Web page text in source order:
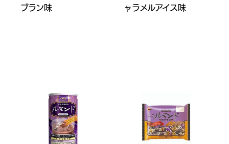
ブラン味
ャラメルアイス味